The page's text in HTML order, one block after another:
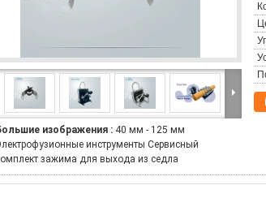
изображения : 40 мм - 125 мм
инструменты Сервисный
зажима для выхода из седла